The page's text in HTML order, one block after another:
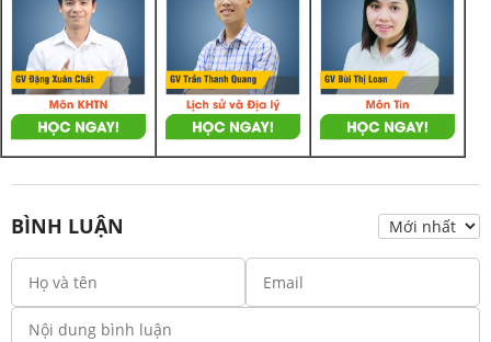
BÌNH LUẬN